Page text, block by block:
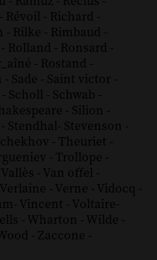
- Révoil - Richard -
- Rilke - Rimbaud -
- Rolland - Ronsard -
- Rostand -
- Sade - Saint victor -
- Scholl - Schwab -
- Silion -
- Stendhal- Stevenson -
- Theuriet -
- Trollope -
Vallès - Van offel -
Verlaine - Verne - Vidocq -
- Vincent - Voltaire-
- Wharton - Wilde -
- Zaccone -